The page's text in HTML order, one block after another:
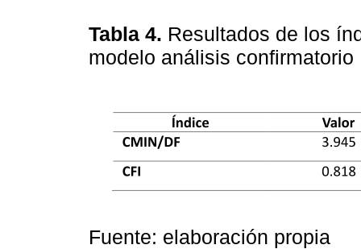
Tabla 4. Resultados de los
modelo análisis confirmatorio
Fuente: elaboración propia